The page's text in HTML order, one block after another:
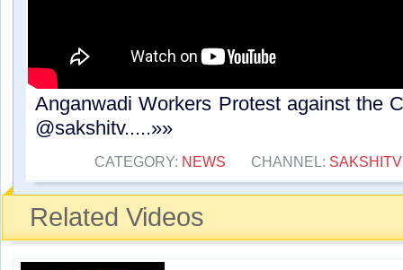
Anganwadi Workers Protest against the
@sakshitv.....»»
CATEGORY: NEWS CHANNEL: SAKSHITV
Related Videos